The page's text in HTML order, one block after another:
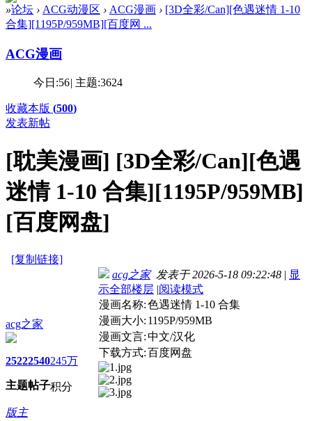
»论坛 › ACG动漫区 › ACG漫画 › [3D全彩/Can][色遇迷情 1-10
合集][1195P/959MB][百度网 ...
ACG漫画
今日:56| 主题:3624
收藏本版 (500)
发表新帖
[耽美漫画] [3D全彩/Can][色遇
迷情 1-10 合集][1195P/959MB]
[百度网盘]
[复制链接]
acg之家
2522
主题
2540
帖子
245万
积分
版主
acg之家发表于 2026-5-18 09:22:48 | 显
示全部楼层 |阅读模式
漫画名称:色遇迷情 1-10 合集
漫画大小: 1195P/959MB
漫画文言:中文/汉化
下载方式:百度网盘